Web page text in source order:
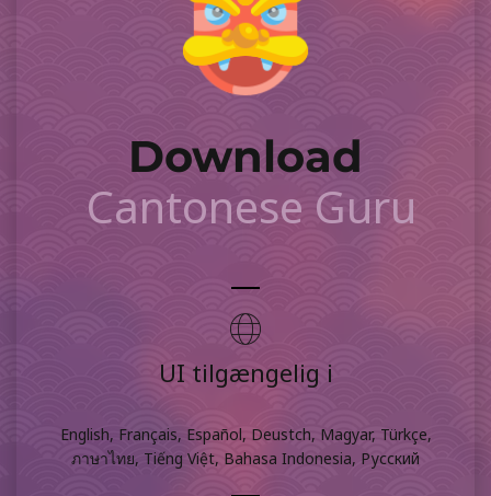
Download
Cantonese Guru
UI tilgængelig i
English, Français, Español, Deustch, Magyar, Türkçe,
ภาษาไทย, Tiếng Việt, Bahasa Indonesia, Русский